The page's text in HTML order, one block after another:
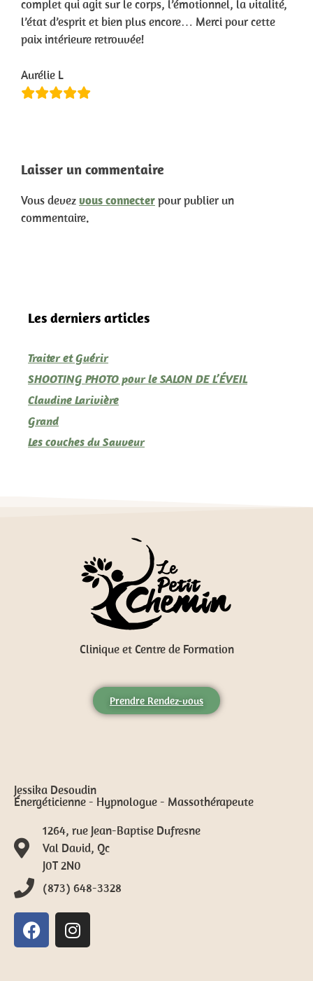
complet qui agit sur le corps, l’émotionnel, la vitalité,
l’état d’esprit et bien plus encore… Merci pour cette
paix intérieure retrouvée!
Aurélie L
Laisser un commentaire
Vous devez vous connecterpour publier un
commentaire.
Les derniers articles
Traiter et Guérir
SHOOTING PHOTO pour le SALON DE L’ÉVEIL
Claudine Larivière
Grand
Les couches du Sauveur
Clinique et Centre de Formation
Prendre Rendez-vous
Jessika Desoudin
Énergéticienne - Hypnologue - Massothérapeute
1264, rue Jean-Baptise Dufresne
Val David, Qc
J0T 2N0
(873) 648-3328